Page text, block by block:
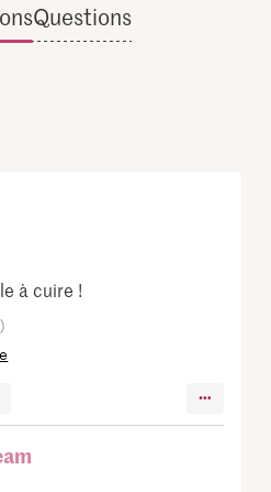
Questions
à cuire !